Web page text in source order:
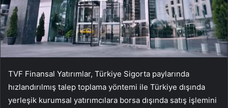
TVF Finansal Yatırımlar, Türkiye Sigorta paylarında
hızlandırılmış talep toplama yöntemi ile Türkiye dışında
yerleşik kurumsal yatırımcılara borsa dışında satış işlemini